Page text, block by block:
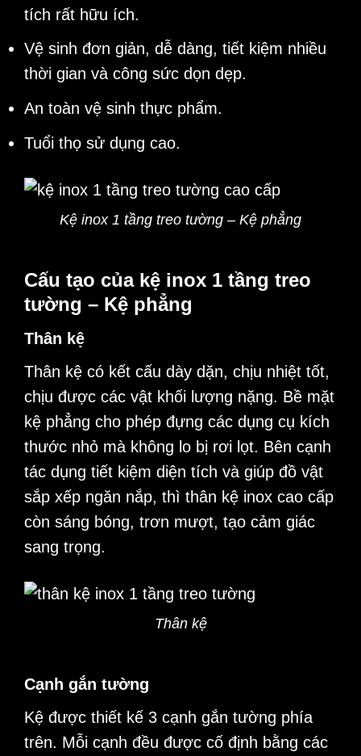
tích rất hữu ích.
Vệ sinh đơn giản, dễ dàng, tiết kiệm nhiều
thời gian và công sức dọn dẹp.
An toàn vệ sinh thực phẩm.
Tuổi thọ sử dụng cao.
Kệ inox 1 tầng treo tường – Kệ phẳng
Cấu tạo của kệ inox 1 tầng treo
tường – Kệ phẳng
Thân kệ
Thân kệ có kết cấu dày dặn, chịu nhiệt tốt,
chịu được các vật khối lượng nặng. Bề mặt
kệ phẳng cho phép đựng các dụng cụ kích
thước nhỏ mà không lo bị rơi lọt. Bên cạnh
tác dụng tiết kiệm diện tích và giúp đồ vật
sắp xếp ngăn nắp, thì thân kệ inox cao cấp
còn sáng bóng, trơn mượt, tạo cảm giác
sang trọng.
Thân kệ
Cạnh gắn tường
Kệ được thiết kế 3 cạnh gắn tường phía
trên. Mỗi cạnh đều được cố định bằng các